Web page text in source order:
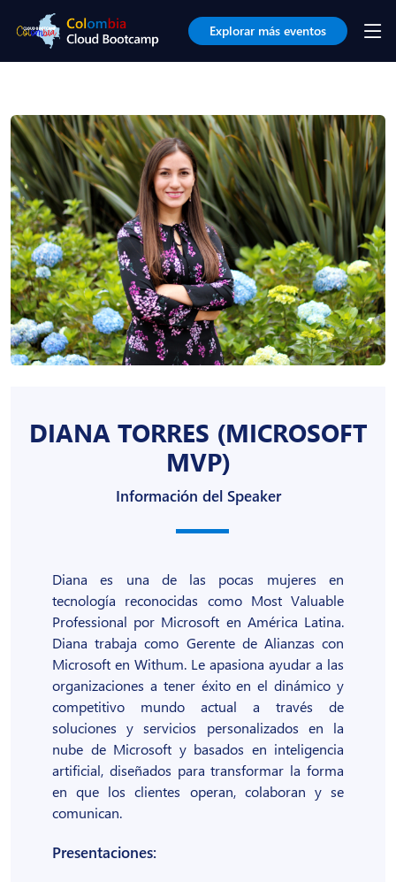
Explorar más eventos
DIANA TORRES (MICROSOFT
MVP)
Información del Speaker
Diana es una de las pocas mujeres en
tecnología reconocidas como Most Valuable
Professional por Microsoft en América Latina.
Diana trabaja como Gerente de Alianzas con
Microsoft en Withum. Le apasiona ayudar a las
organizaciones a tener éxito en el dinámico y
competitivo mundo actual a través de
soluciones y servicios personalizados en la
nube de Microsoft y basados en inteligencia
artificial, diseñados para transformar la forma
en que los clientes operan, colaboran y se
comunican.
Presentaciones: